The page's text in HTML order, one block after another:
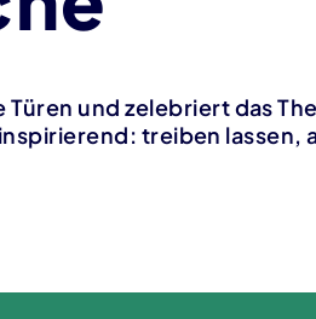
Türen und zelebriert das
treiben